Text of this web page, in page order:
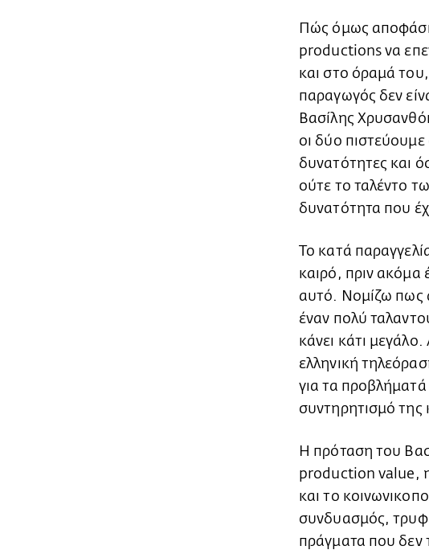
Πώς όμως
productions να
και στο όραμά
παραγωγός δεν
Βασίλης
οι δύο πιστεύουμε
δυνατότητες και
ούτε το ταλέντο
δυνατότητα που
Το κατά
καιρό, πριν ακόμα
αυτό. Νομίζω πως
έναν πολύ
κάνει κάτι
ελληνική
για τα
συντηρητισμό της
Η πρόταση του
production value, η
και το
συνδυασμός,
πράγματα που δεν